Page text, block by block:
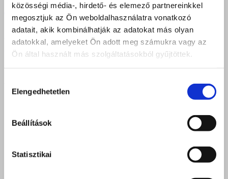
közösségi média-, hirdető- és elemező partnereinkkel
megosztjuk az Ön weboldalhasználatra vonatkozó
adatait, akik kombinálhatják az adatokat más olyan
adatokkal, amelyeket Ön adott meg számukra vagy az
Ön által használt más szolgáltatásokból gyűjtöttek.
kiválasztása
Elengedhetetlen
Beállítások
Statisztikai
A Schwarckopf szalontréning és évközi vizsga
Previous 1 … 208 209 210 211 212 213 214 … 217
Következő
4034 Debrecen, Faraktár u. 107.